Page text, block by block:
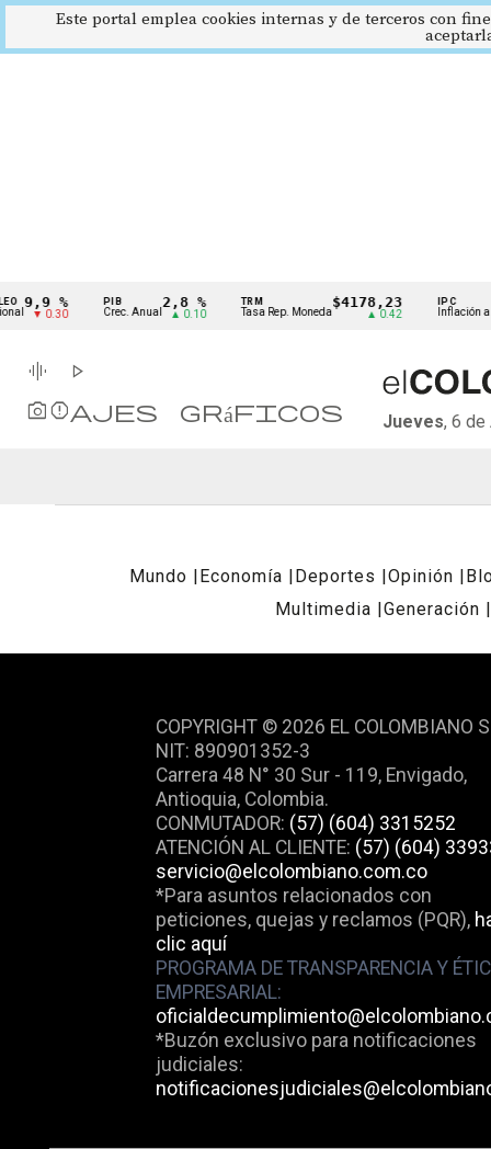
de
Colombia
9,9 %
▼ 0.30
PIB
Crec. Anual
2,8 %
▲ 0.10
TRM
Tasa Rep. Moneda
$4178,23
▲ 0.42
IPC
Inflación
graphic_eq
play_arrow
photo_cameraReportajes gráficos Jueves, 6
Mundo Economía Deportes Opinión
Multimedia
Generación
COPYRIGHT © 2026 EL COLOMBIANO
NIT: 890901352-3
Carrera 48 N° 30 Sur - 119, Envigado,
Antioquia, Colombia.
CONMUTADOR: (57) (604) 3315252
ATENCIÓN AL CLIENTE: (57) (604)
servicio@elcolombiano.com.co
*Para asuntos relacionados con
peticiones, quejas y reclamos (PQR),
clic aquí
PROGRAMA DE TRANSPARENCIA Y
EMPRESARIAL:
*Buzón exclusivo para notificaciones
judiciales:
Este portal emplea cookies internas y de terceros con